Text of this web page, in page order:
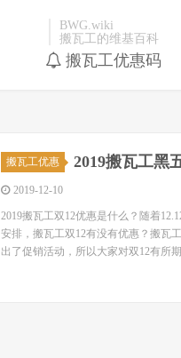
BWG.wiki
搬瓦工的维基百科
搬瓦工优惠码
搬瓦工优惠 2019搬瓦工黑
2019-12-10
2019搬瓦工双12优惠是什么？随着
安排，搬瓦工双12有没有优惠？搬瓦
出了促销活动，所以大家对双12有所